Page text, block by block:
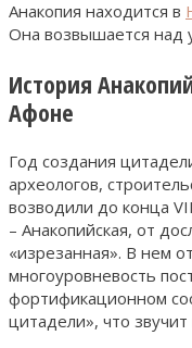
Анакопия находится в
Она возвышается над
История
Афоне
Год создания
археологов,
возводили до конца
– Анакопийская, от
«изрезанная». В нем
многоуровневость
фортификационном
цитадели», что звучит